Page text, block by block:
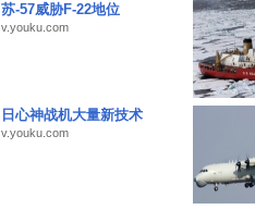
苏-57威胁F-22地位
v.youku.com
日心神战机大量新技术
v.youku.com